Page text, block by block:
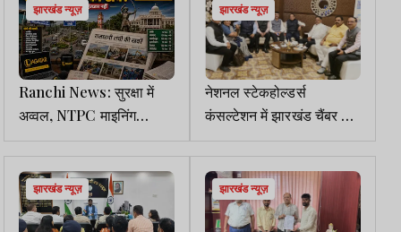
झारखंड न्यूज़
Ranchi News: सुरक्षा में
अव्वल, NTPC माइनिंग
लिमिटेड की तीन खदानों को 5
स्टार रेटिंग
झारखंड न्यूज़
नेशनल स्टेकहोल्डर्स
कंसल्टेशन में झारखंड चैंबर ने
दिए उद्योग व निवेश से जुड़े
सुझाव
झारखंड न्यूज़ झारखंड न्यूज़